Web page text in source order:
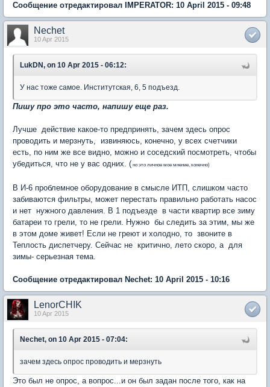
Сообщение отредактировал IMPERATOR: 10 April 2015 - 09:48
Nechet
10 Apr 2015
LukDN, on 10 Apr 2015 - 06:12:
У нас тоже самое. Институтская, 6, 5 подъезд.
Пишу про это часто, напишу еще раз.
Лучше действие какое-то предпринять, зачем здесь опрос
проводить и мерзнуть, извиняюсь, конечно, у всех счетчики
есть, по ним же все видно, можно и соседский посмотреть, чтобы
убедиться, что не у вас одних. ( но это личное мое мнение, конечно)
В И-6 проблемное оборудование в смысле ИТП, слишком часто
забиваются фильтры, может перестать правильно работать насос
и нет нужного давления. В 1 подъезде в части квартир все зиму
батареи то грели, то не грели. Нужно бы следить за этим, мы же
в этом доме живет! Если не греют и холодно, то звоните в
Теплость диспетчеру. Сейчас не критично, лето скоро, а для
зимы- серьезная тема.
Сообщение отредактировал Nechet: 10 April 2015 - 10:16
LenorCHIK
10 Apr 2015
Nechet, on 10 Apr 2015 - 07:04:
зачем здесь опрос проводить и мерзнуть
Это был не опрос, а вопрос...и он был задан после того, как на